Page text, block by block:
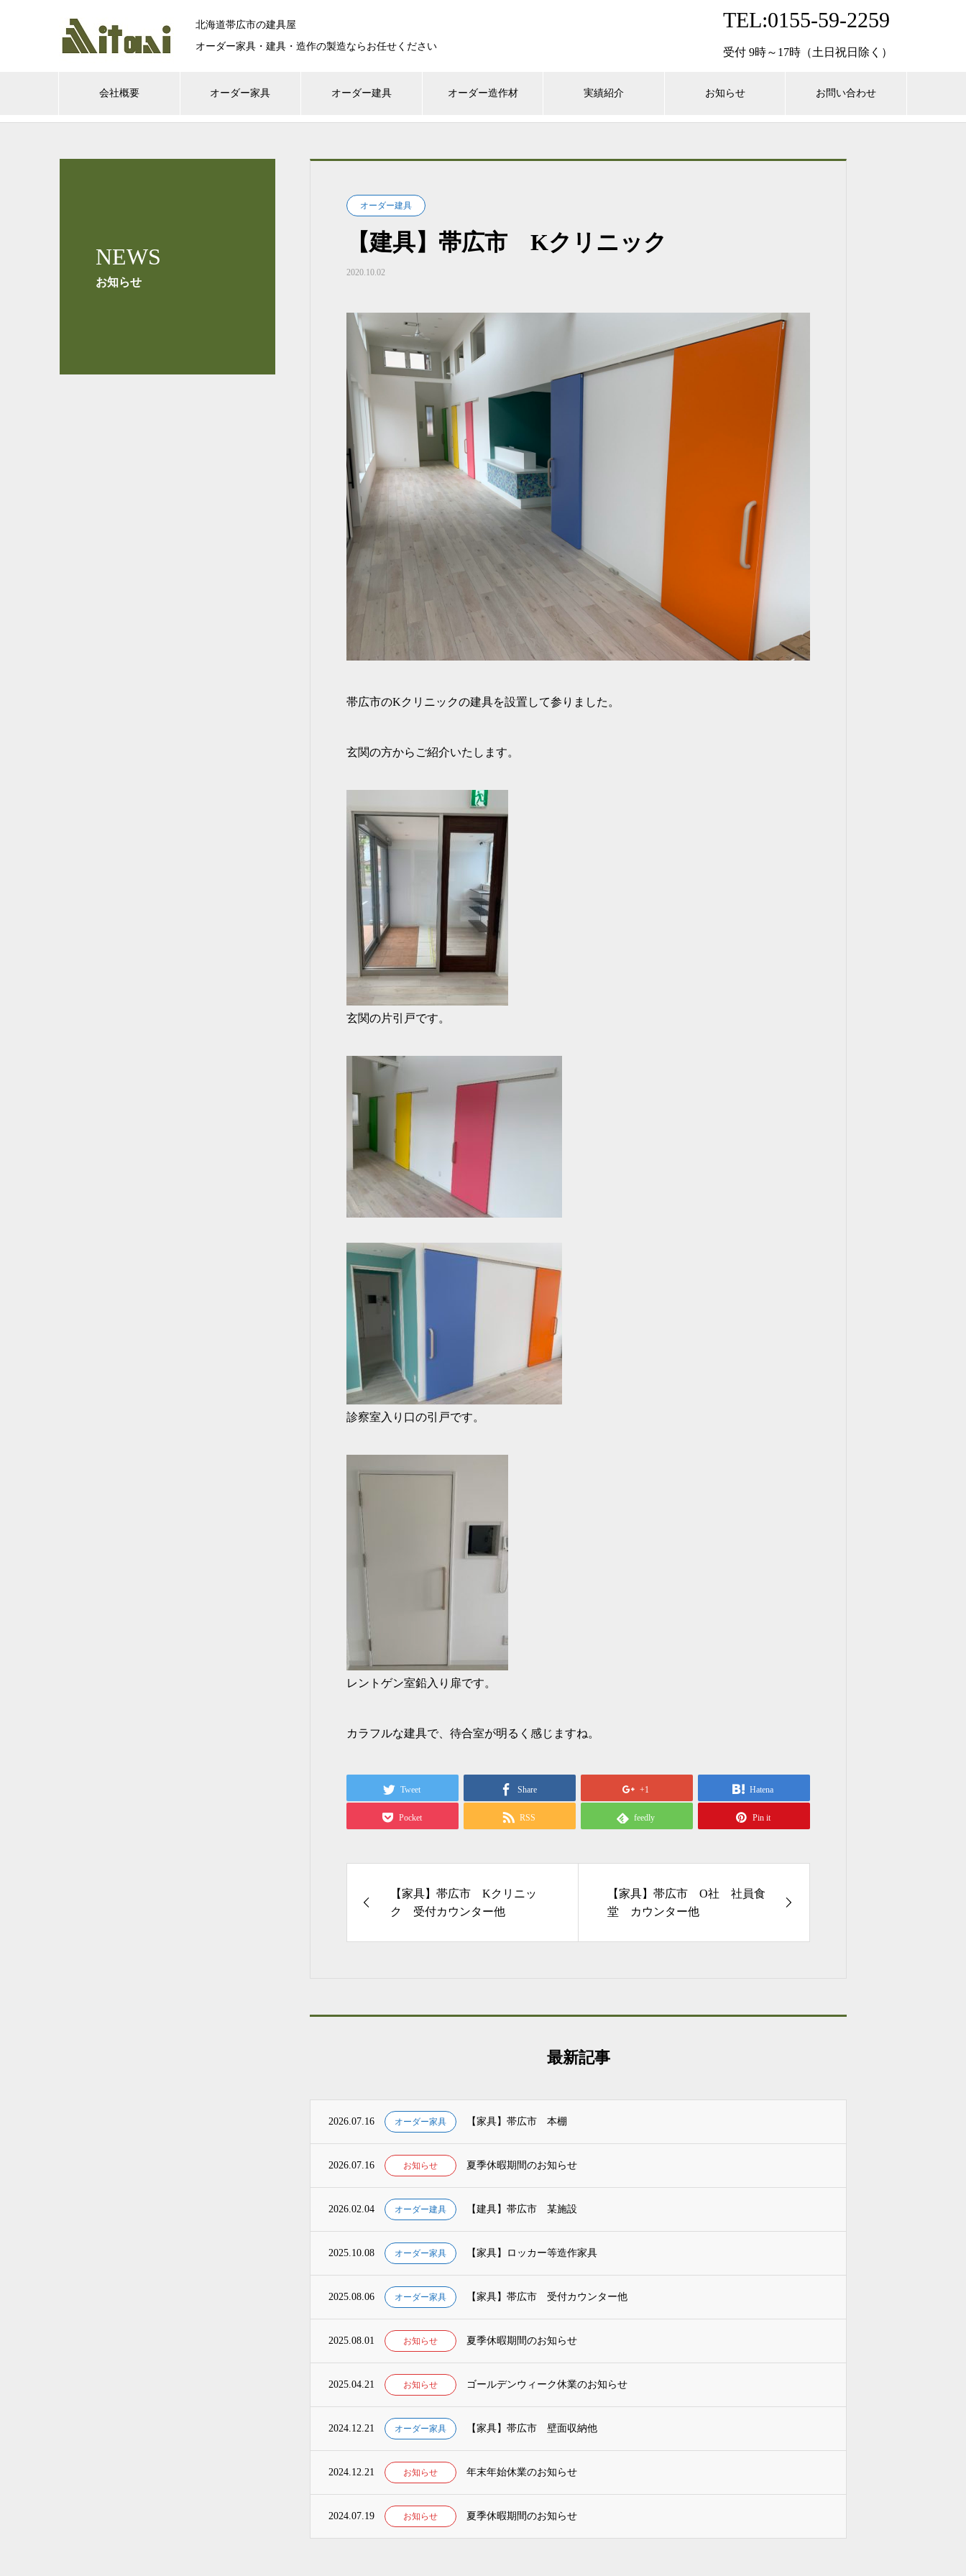
北海道帯広市の建具屋
オーダー家具・建具・造作の製造ならお任せください
TEL:0155-59-2259
受付 9時～17時（土日祝日除く）
会社概要 オーダー家具 オーダー建具 オーダー造作材 実績紹介 お知らせ お問い合わせ
NEWS
お知らせ
オーダー建具
【建具】帯広市 Kクリニック
2020.10.02
帯広市のKクリニックの建具を設置して参りました。
玄関の方からご紹介いたします。
玄関の片引戸です。
診察室入り口の引戸です。
レントゲン室鉛入り扉です。
カラフルな建具で、待合室が明るく感じますね。
Tweet Share +1 Hatena
Pocket RSS feedly Pin it
【家具】帯広市 Kクリニッ
ク 受付カウンター他
【家具】帯広市 O社 社員食
堂 カウンター他
最新記事
2026.07.16 オーダー家具 【家具】帯広市 本棚
2026.07.16 お知らせ 夏季休暇期間のお知らせ
2026.02.04 オーダー建具 【建具】帯広市 某施設
2025.10.08 オーダー家具 【家具】ロッカー等造作家具
2025.08.06 オーダー家具 【家具】帯広市 受付カウンター他
2025.08.01 お知らせ 夏季休暇期間のお知らせ
2025.04.21 お知らせ ゴールデンウィーク休業のお知らせ
2024.12.21 オーダー家具 【家具】帯広市 壁面収納他
2024.12.21 お知らせ 年末年始休業のお知らせ
2024.07.19 お知らせ 夏季休暇期間のお知らせ